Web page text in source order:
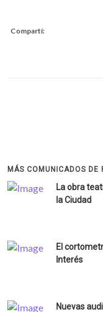
Compartí:
MÁS COMUNICADOS DE
La obra
la Ciudad
El
Interés
Nuevas